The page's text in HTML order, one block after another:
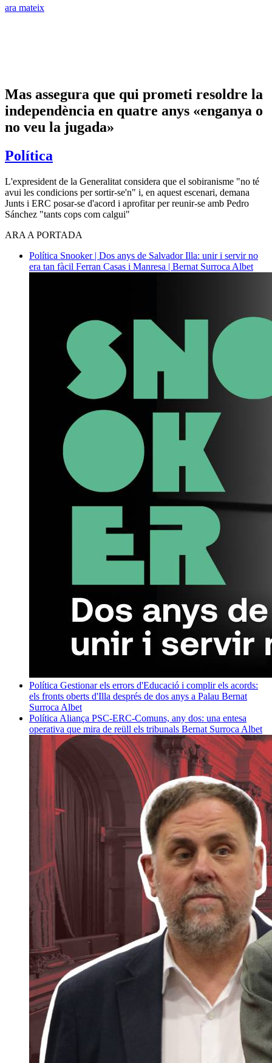
ara mateix
Mas assegura que qui prometi resoldre la
independència en quatre anys «enganya o
no veu la jugada»
Política
L'expresident de la Generalitat considera que el sobiranisme "no té
avui les condicions per sortir-se'n" i, en aquest escenari, demana
Junts i ERC posar-se d'acord i aprofitar per reunir-se amb Pedro
Sánchez "tants cops com calgui"
ARA A PORTADA
Política Snooker | Dos anys de Salvador Illa: unir i servir no
era tan fàcil Ferran Casas i Manresa | Bernat Surroca Albet
Política Gestionar els errors d'Educació i complir els acords:
els fronts oberts d'Illa després de dos anys a Palau Bernat
Surroca Albet
Política Aliança PSC-ERC-Comuns, any dos: una entesa
operativa que mira de reüll els tribunals Bernat Surroca Albet